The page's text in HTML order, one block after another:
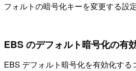
フォルトの暗号化キーを変更する設
EBS のデフォルト暗号化の有
EBS デフォルト暗号化を有効化する